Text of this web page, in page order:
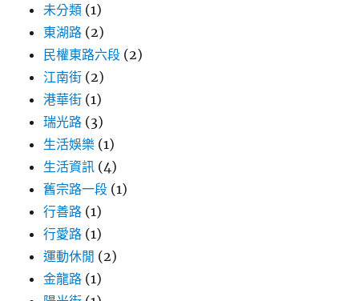
未分類 (1)
東湖路 (2)
民權東路六段 (2)
江南街 (2)
港華街 (1)
瑞光路 (3)
生活娛樂 (1)
生活資訊 (4)
舊宗路一段 (1)
行善路 (1)
行愛路 (1)
運動休閒 (2)
金龍路 (1)